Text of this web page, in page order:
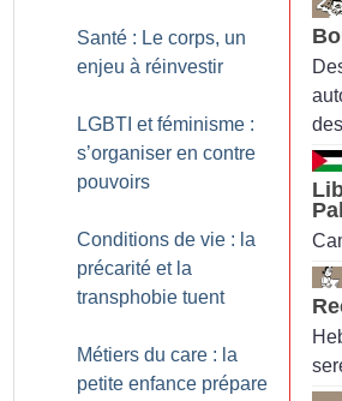
Santé : Le corps, un
enjeu à réinvestir
LGBTI et féminisme :
s’organiser en contre
pouvoirs
Conditions de vie : la
précarité et la
transphobie tuent
Métiers du care : la
petite enfance prépare